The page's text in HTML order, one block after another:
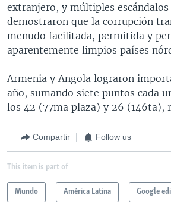
extranjero, y múltiples escándalos
demostraron que la corrupción
menudo facilitada, permitida y
aparentemente limpios países
Armenia y Angola lograron
año, sumando siete puntos cada
los 42 (77ma plaza) y 26 (146ta),
Compartir Follow us
This item is part of
Mundo América Latina Google